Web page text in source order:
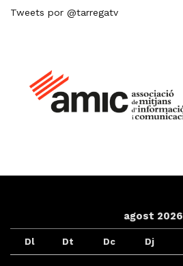
Tweets por @tarregatv
agost 2026
Dl Dt Dc Dj